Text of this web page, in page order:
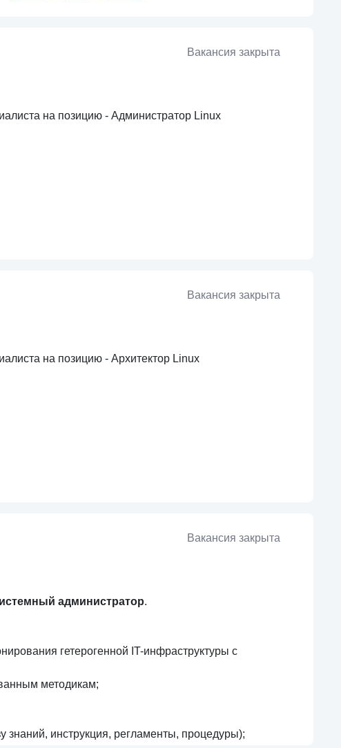
Вакансия закрыта
на позицию - Администратор Linux
Вакансия закрыта
на позицию - Архитектор Linux
Вакансия закрыта
администратор.
гетерогенной IT-инфраструктуры с
методикам;
знаний, инструкция, регламенты, процедуры);